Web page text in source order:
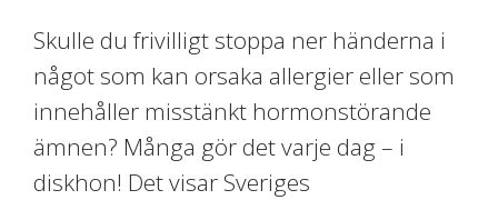
Skulle du frivilligt stoppa ner händerna i
något som kan orsaka allergier eller som
innehåller misstänkt hormonstörande
ämnen? Många gör det varje dag – i
diskhon! Det visar Sveriges